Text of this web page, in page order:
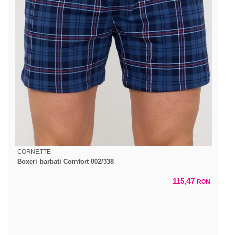
CORNETTE
Boxeri barbati Comfort 002/338
115,47 RON